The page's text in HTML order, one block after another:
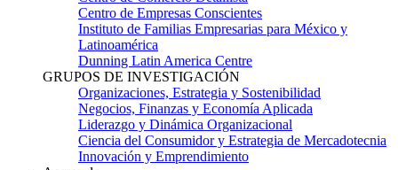
Centro de Empresas Conscientes
Instituto de Familias Empresarias para México y
Latinoamérica
Dunning Latin America Centre
GRUPOS DE INVESTIGACIÓN
Organizaciones, Estrategia y Sostenibilidad
Negocios, Finanzas y Economía Aplicada
Liderazgo y Dinámica Organizacional
Ciencia del Consumidor y Estrategia de Mercadotecnia
Innovación y Emprendimiento